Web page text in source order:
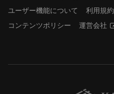
ユーザー機能について
利用規約
コンテンツポリシー
運営会社